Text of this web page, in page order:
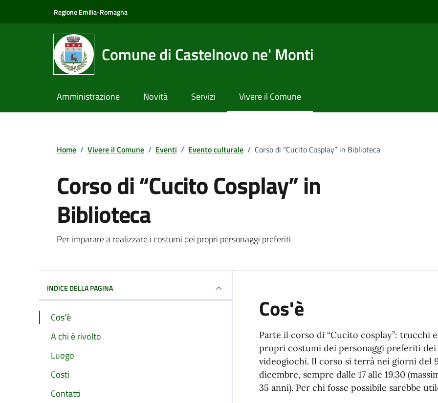
Regione Emilia-Romagna
Comune di Castelnovo ne' Monti
Amministrazione Novità Servizi Vivere il Comune
Home / Vivere il Comune / Eventi / Evento culturale / Corso di “Cucito Cosplay” in Biblioteca
Corso di “Cucito Cosplay” in
Biblioteca
Per imparare a realizzare i costumi dei propri personaggi preferiti
INDICE DELLA PAGINA
Cos'è
A chi è rivolto
Luogo
Costi
Contatti
Cos'è
Parte il corso di “Cucito cosplay”: trucchi
propri costumi dei personaggi preferiti
videogiochi. Il corso si terrà nei giorni del
dicembre, sempre dalle 17 alle 19.30
35 anni). Per chi fosse possibile sarebbe